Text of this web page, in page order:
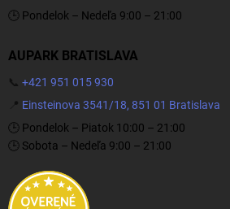
🕒 Pondelok – Nedeľa 9:00 – 21:00
AUPARK BRATISLAVA
📞 +421 951 015 930
📍 Einsteinova 3541/18, 851 01 Bratislava
🕒 Pondelok – Piatok 10:00 – 21:00
🕒 Sobota – Nedeľa 9:00 – 21:00